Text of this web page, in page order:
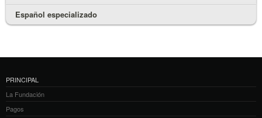
Español especializado
PRINCIPAL
La Fundación
Pagos